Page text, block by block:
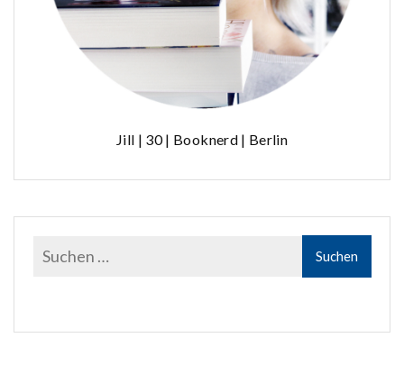
Jill | 30 | Booknerd | Berlin